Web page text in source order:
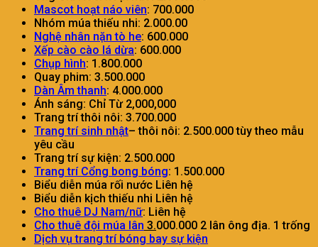
Mascot hoạt náo viên: 700.000
Nhóm múa thiếu nhi: 2.000.00
Nghệ nhân nặn tò he: 600.000
Xếp cào cào lá dừa: 600.000
Chụp hình: 1.800.000
Quay phim: 3.500.000
Dàn Âm thanh: 4.000.000
Ánh sáng: Chỉ Từ 2,000,000
Trang trí thôi nôi: 3.700.000
Trang trí sinh nhật– thôi nôi: 2.500.000 tùy theo mẫu
yêu cầu
Trang trí sự kiện: 2.500.000
Trang trí Cổng bong bóng: 1.500.000
Biểu diễn múa rối nước Liên hệ
Biểu diễn kịch thiếu nhi Liên hệ
Cho thuê DJ Nam/nữ: Liên hệ
Cho thuê đội múa lân 3.000.000 2 lân ông địa. 1 trống
Dịch vụ trang trí bóng bay sự kiện